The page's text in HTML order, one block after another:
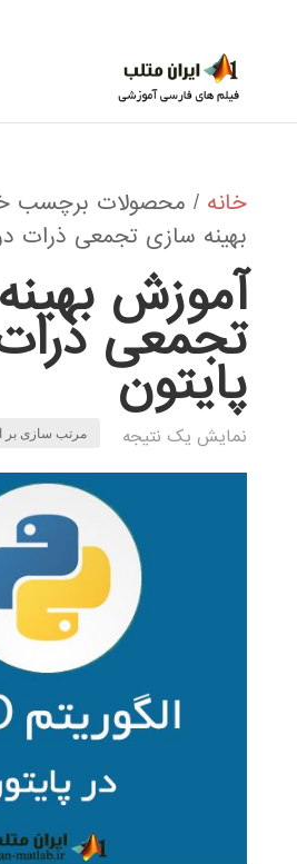
خانه / محصولات برچسب
بهینه سازی تجمعی ذرات
آموزش
تجمعی
پایتون
نمایش یک نتیجه